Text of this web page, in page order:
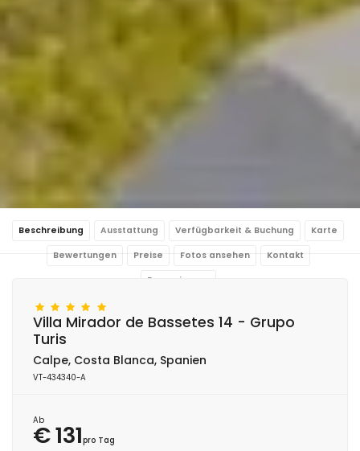
Beschreibung Ausstattung Verfügbarkeit & Buchung Karte
Bewertungen Preise Fotos ansehen Kontakt
Reservierung
Villa Mirador de Bassetes 14 - Grupo
Turis
Calpe, Costa Blanca, Spanien
VT-434340-A
Ab
€ 131pro Tag